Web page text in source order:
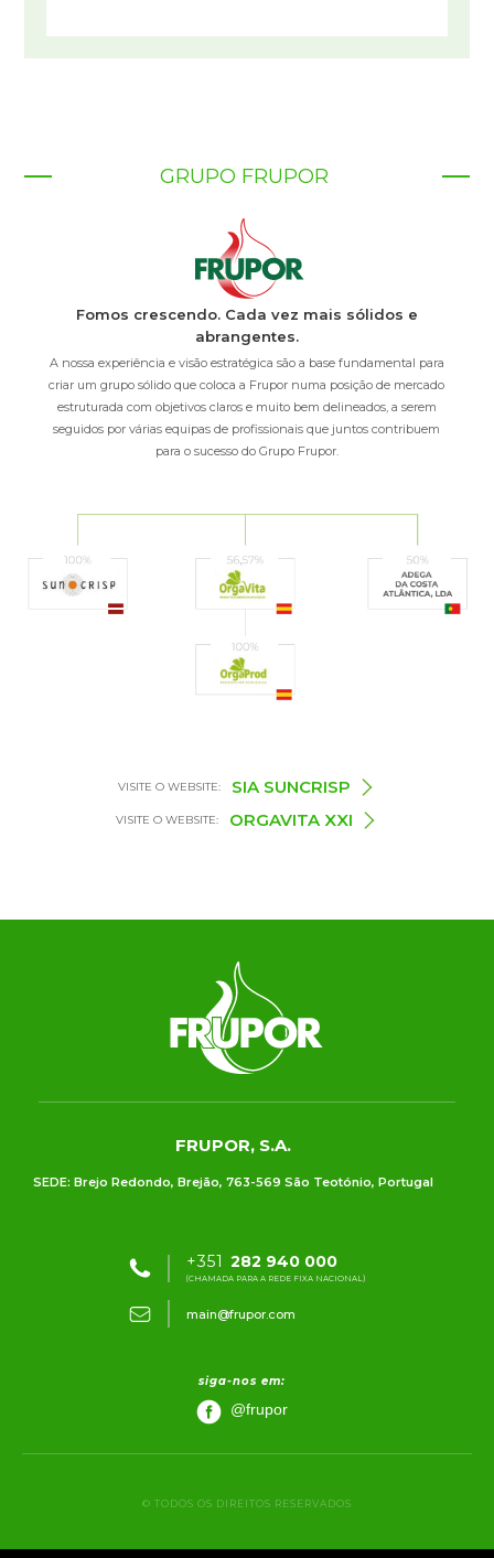
GRUPO FRUPOR
Fomos crescendo. Cada vez mais sólidos e
abrangentes.
A nossa experiência e visão estratégica são a base fundamental para
criar um grupo sólido que coloca a Frupor numa posição de mercado
estruturada com objetivos claros e muito bem delineados, a serem
seguidos por várias equipas de profissionais que juntos contribuem
para o sucesso do Grupo Frupor.
VISITE O WEBSITE: SIA SUNCRISP
VISITE O WEBSITE: ORGAVITA XXI
FRUPOR, S.A.
SEDE: Brejo Redondo, Brejão, 763-569 São Teotónio, Portugal
+351 282 940 000
(CHAMADA PARA A REDE FIXA NACIONAL)
main@frupor.com
siga-nos em:
@frupor
© TODOS OS DIREITOS RESERVADOS